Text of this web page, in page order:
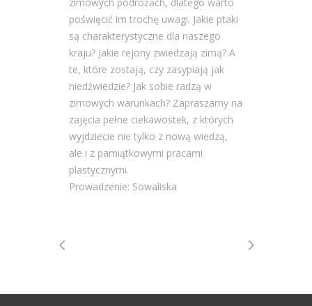
poświęcić im trochę uwagi. Jakie ptaki
są charakterystyczne dla naszego
kraju? Jakie rejony zwiedzają zimą? A
te, które zostają, czy zasypiają jak
niedźwiedzie? Jak sobie radzą w
zimowych warunkach? Zapraszamy na
zajęcia pełne ciekawostek, z których
wyjdziecie nie tylko z nową wiedzą,
ale i z pamiątkowymi pracami
plastycznymi.
Prowadzenie: Sowaliska